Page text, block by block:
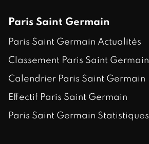
Paris Saint Germain
Paris Saint Germain Actualités
Classement Paris Saint Germain
Calendrier Paris Saint Germain
Effectif Paris Saint Germain
Paris Saint Germain Statistiques